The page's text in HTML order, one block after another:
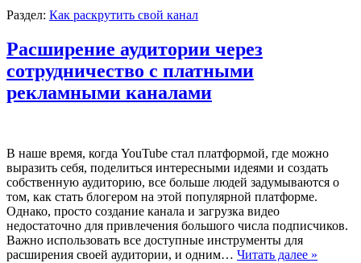
Раздел: Как раскрутить свой канал
Расширение аудитории через
сотрудничество с платными
рекламными каналами
В наше время, когда YouTube стал платформой, где можно
выразить себя, поделиться интересными идеями и создать
собственную аудиторию, все больше людей задумываются о
том, как стать блогером на этой популярной платформе.
Однако, просто создание канала и загрузка видео
недостаточно для привлечения большого числа подписчиков.
Важно использовать все доступные инструменты для
расширения своей аудитории, и одним… Читать далее »